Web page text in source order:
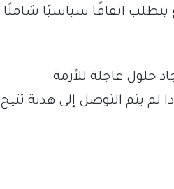
يتطلب اتفاقًا سياسيًا شاملًا
حلول عاجلة للأزمة
لم يتم التوصل إلى هدنة تتيح